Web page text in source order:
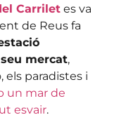
Carrilet es va
de Reus fa
mercat,
els paradistes i
un mar de
esvair.